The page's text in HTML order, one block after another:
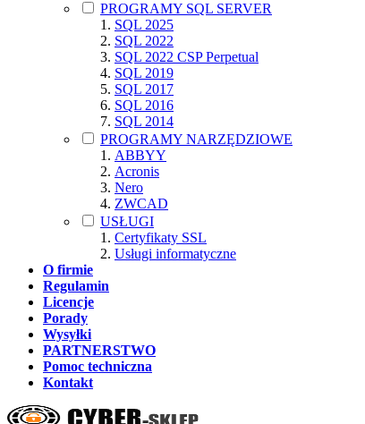
PROGRAMY SQL SERVER
SQL 2025
SQL 2022
SQL 2022 CSP Perpetual
SQL 2019
SQL 2017
SQL 2016
SQL 2014
PROGRAMY NARZĘDZIOWE
ABBYY
Acronis
Nero
ZWCAD
USŁUGI
Certyfikaty SSL
Usługi informatyczne
O firmie
Regulamin
Licencje
Porady
Wysyłki
PARTNERSTWO
Pomoc techniczna
Kontakt